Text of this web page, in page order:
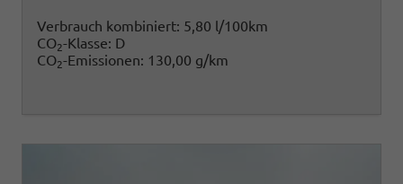
Verbrauch kombiniert: 5,80 l/100km
CO2-Klasse: D
CO2-Emissionen: 130,00 g/km